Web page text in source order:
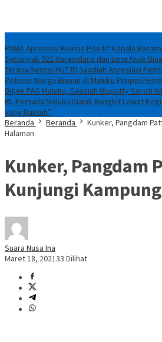
PAMA Apresiasi Kinerja Positif Kepala
Sebanyak 922 Narapidana dan Lima Anak
Terima Remisi HUT RI Saadiah Apresiasi
Potensi Warga Binaan di Maluku Pimpin
Ditjen PAS Maluku, Saadiah Uluputty Soroti
RI, Pemuda Maluku Diajak Bangkit Lewat
yang Runtuh”
Beranda
Beranda
Kunker, Pangdam
Halaman
Kunker, Pangdam
Kunjungi
Suara Nusa Ina
Maret 18, 202133 Dilihat